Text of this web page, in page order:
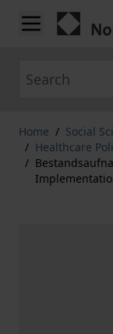
Skip to Content
Home / Social
/ Healthcare
/